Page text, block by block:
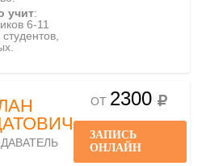
учит:
6-11
ОТ 2300
ЗАПИСЬ
ОНЛАЙН